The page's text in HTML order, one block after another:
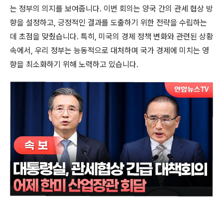
는 정부의 의지를 보여줍니다. 이번 회의는 양국 간의 관세 협상 방
향을 설정하고, 긍정적인 결과를 도출하기 위한 전략을 수립하는
데 초점을 맞췄습니다. 특히, 미국의 경제 정책 변화와 관련된 상황
속에서, 우리 정부는 능동적으로 대처하며 국가 경제에 미치는 영
향을 최소화하기 위해 노력하고 있습니다.